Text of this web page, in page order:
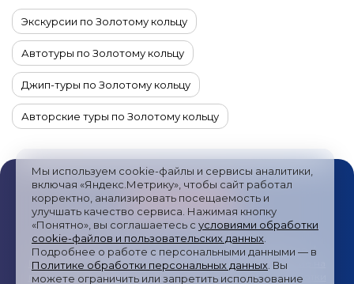
Мы используем cookie-файлы и сервисы аналитики,
включая «Яндекс.Метрику», чтобы сайт работал
корректно, анализировать посещаемость и
улучшать качество сервиса. Нажимая кнопку
«Понятно», вы соглашаетесь с условиями обработки
cookie-файлов и пользовательских данных
Подробнее о работе с персональными данными — в
Политике обработки персональных данных . Вы
можете ограничить или запретить использование
Экскурсии по Золотому кольцу
Автотуры по Золотому кольцу
Джип-туры по Золотому кольцу
Авторские туры по Золотому кольцу
Туры по Золотому кольцу на 7 дней
Авторские туры по Золотому кольцу на 5-7 дней
Туры по Золотому кольцу на 1–3 дня
Авторские туры по Золотому кольцу на 7–10 дней
Публичная оферта/Пользовательское соглашение
/
Политика обработки персональных данных /Согласие на
получение рекламных сообщений/ Политика обработки